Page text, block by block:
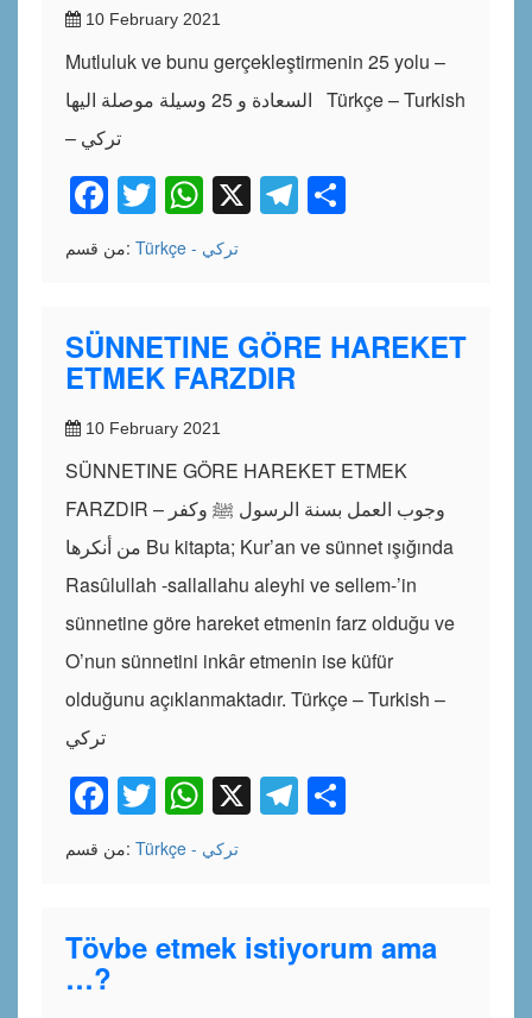
10 February 2021
Mutluluk ve bunu gerçekleştirmenin 25 yolu –
السعادة و 25 وسيلة موصلة اليها Türkçe – Turkish
– تركي
Facebook
Twitter
WhatsApp
X Telegram
من قسم: Türkçe - تركي
SÜNNETINE GÖRE HAREKET
ETMEK FARZDIR
10 February 2021
SÜNNETINE GÖRE HAREKET ETMEK
FARZDIR – وجوب العمل بسنة الرسول ﷺ وكفر
من أنكرها Bu kitapta; Kur’an ve sünnet ışığında
Rasûlullah -sallallahu aleyhi ve sellem-’in
sünnetine göre hareket etmenin farz olduğu ve
O’nun sünnetini inkâr etmenin ise küfür
olduğunu açıklanmaktadır. Türkçe – Turkish –
تركي
Facebook
Twitter
WhatsApp
X Telegram
من قسم: Türkçe - تركي
Tövbe etmek istiyorum ama
…?